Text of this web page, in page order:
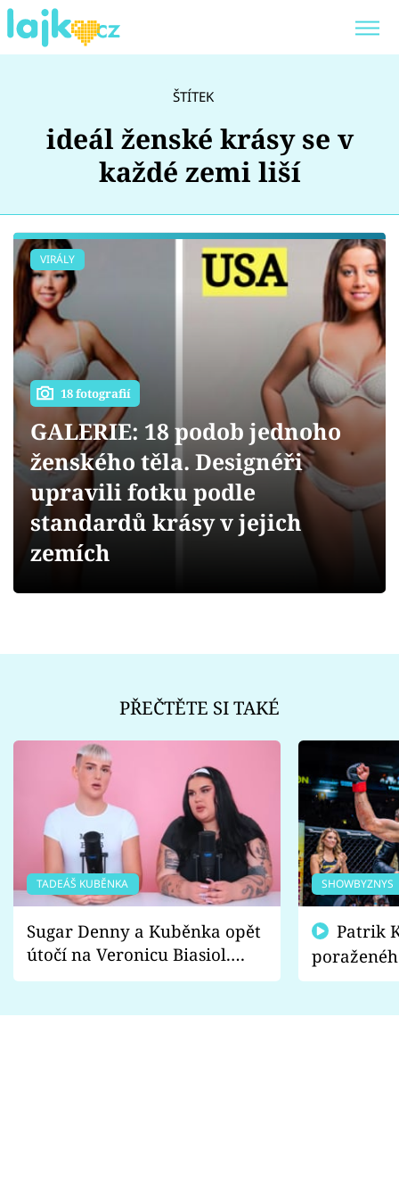
Showbyznys
Youtubeři
Virály
Sex a vztahy
Videa
Sledujte prima+
Přihlášení
ŠTÍTEK
ideál ženské krásy se v
každé zemi liší
VIRÁLY
18 fotografií
GALERIE: 18 podob jednoho
ženského těla. Designéři
upravili fotku podle
standardů krásy v jejich
zemích
PŘEČTĚTE SI TAKÉ
TADEÁŠ KUBĚNKA
Sugar Denny a Kuběnka opět
útočí na Veronicu Biasiol.
Proč je podle nich falešná a
SHOWBYZNYS
fanoušci